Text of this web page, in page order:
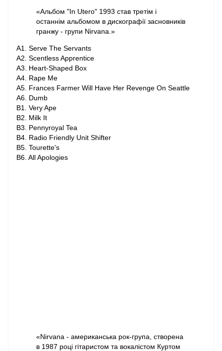
«Альбом "In Utero" 1993 став третім і
останнім альбомом в дискографії засновників
гранжу - групи Nirvana.»
A1. Serve The Servants
A2. Scentless Apprentice
A3. Heart-Shaped Box
A4. Rape Me
A5. Frances Farmer Will Have Her Revenge On Seattle
A6. Dumb
B1. Very Ape
B2. Milk It
B3. Pennyroyal Tea
B4. Radio Friendly Unit Shifter
B5. Tourette's
B6. All Apologies
«Nirvana - американська рок-група, створена
в 1987 році гітаристом та вокалістом Куртом